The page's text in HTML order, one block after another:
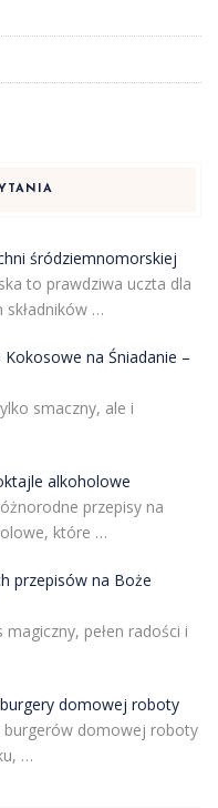
śródziemnomorskiej
to prawdziwa uczta dla
składników …
na Śniadanie –
smaczny, ale i
alkoholowe
przepisy na
które …
przepisów na Boże
pełen radości i
domowej roboty
burgerów domowej roboty
…